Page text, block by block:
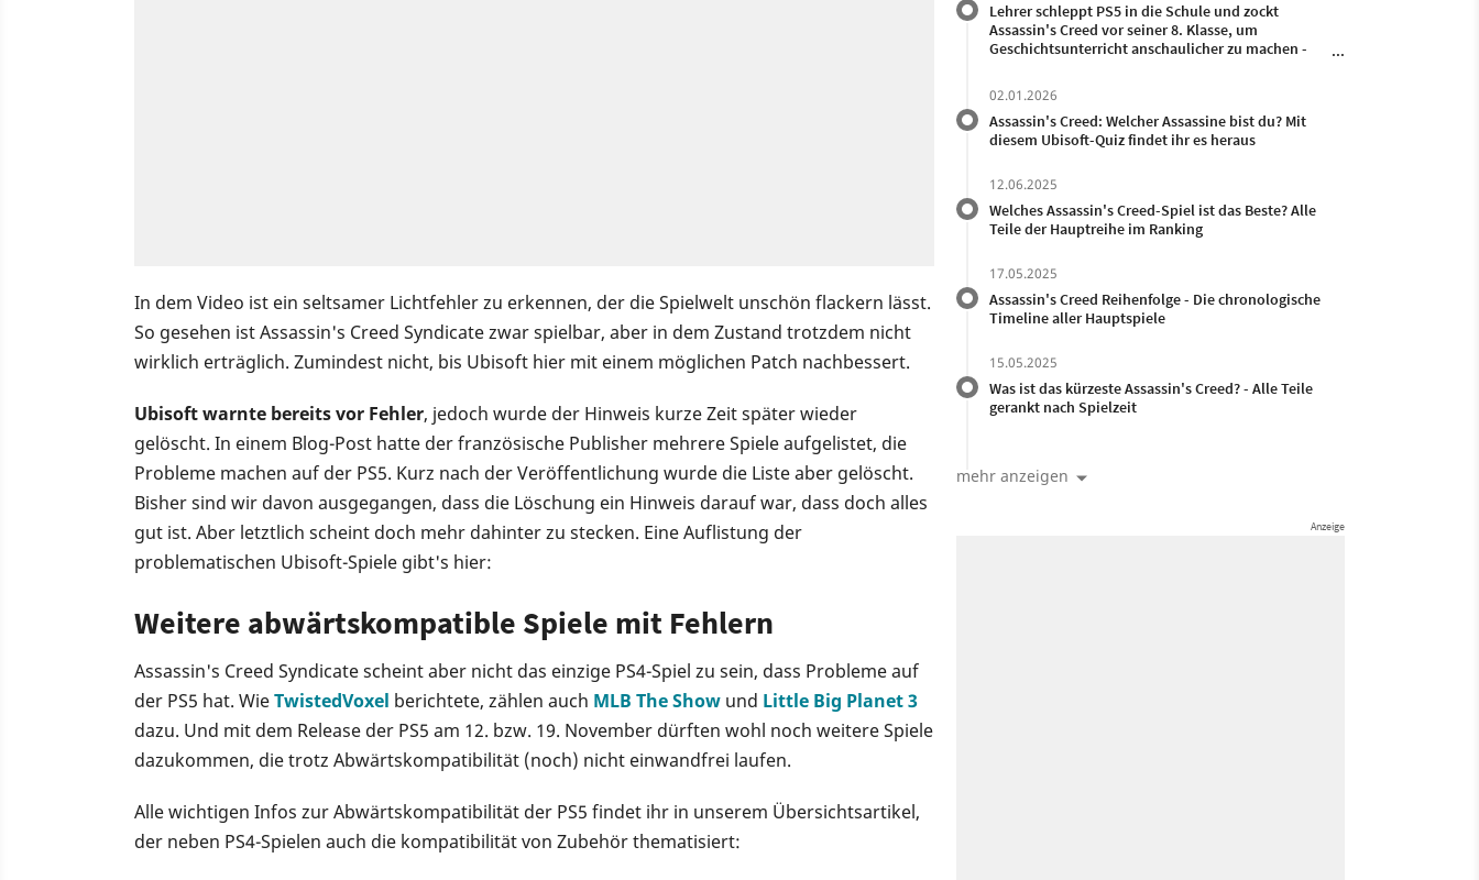
In dem Video ist ein seltsamer Lichtfehler zu erkennen, der die Spielwelt unschön flackern lässt.
So gesehen ist Assassin's Creed Syndicate zwar spielbar, aber in dem Zustand trotzdem nicht
wirklich erträglich. Zumindest nicht, bis Ubisoft hier mit einem möglichen Patch nachbessert.
Ubisoft warnte bereits vor Fehler, jedoch wurde der Hinweis kurze Zeit später wieder
gelöscht. In einem Blog-Post hatte der französische Publisher mehrere Spiele aufgelistet, die
Probleme machen auf der PS5. Kurz nach der Veröffentlichung wurde die Liste aber gelöscht.
Bisher sind wir davon ausgegangen, dass die Löschung ein Hinweis darauf war, dass doch alles
gut ist. Aber letztlich scheint doch mehr dahinter zu stecken. Eine Auflistung der
problematischen Ubisoft-Spiele gibt's hier:
Weitere abwärtskompatible Spiele mit Fehlern
Assassin's Creed Syndicate scheint aber nicht das einzige PS4-Spiel zu sein, dass Probleme auf
der PS5 hat. WieTwistedVoxel berichtete, zählen auch MLB The Show und Little Big Planet 3
dazu. Und mit dem Release der PS5 am 12. bzw. 19. November dürften wohl noch weitere Spiele
dazukommen, die trotz Abwärtskompatibilität (noch) nicht einwandfrei laufen.
Alle wichtigen Infos zur Abwärtskompatibilität der PS5 findet ihr in unserem Übersichtsartikel,
der neben PS4-Spielen auch die kompatibilität von Zubehör thematisiert:
Lehrer schleppt PS5 in die Schule und zockt
Assassin's Creed vor seiner 8. Klasse, um
Geschichtsunterricht anschaulicher zu machen -
02.01.2026
Assassin's Creed: Welcher Assassine bist du? Mit
diesem Ubisoft-Quiz findet ihr es heraus
12.06.2025
Welches Assassin's Creed-Spiel ist das Beste? Alle
Teile der Hauptreihe im Ranking
17.05.2025
Assassin's Creed Reihenfolge - Die chronologische
Timeline aller Hauptspiele
15.05.2025
Was ist das kürzeste Assassin's Creed? - Alle Teile
gerankt nach Spielzeit
mehr anzeigen